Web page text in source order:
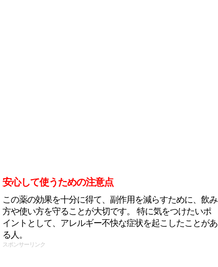
安心して使うための注意点
この薬の効果を十分に得て、副作用を減らすために、飲み
方や使い方を守ることが大切です。 特に気をつけたいポ
イントとして、アレルギー不快な症状を起こしたことがあ
る人。
スポンサーリンク